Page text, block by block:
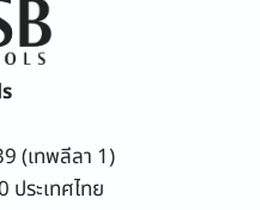
(เทพลีลา 1)
ประเทศไทย